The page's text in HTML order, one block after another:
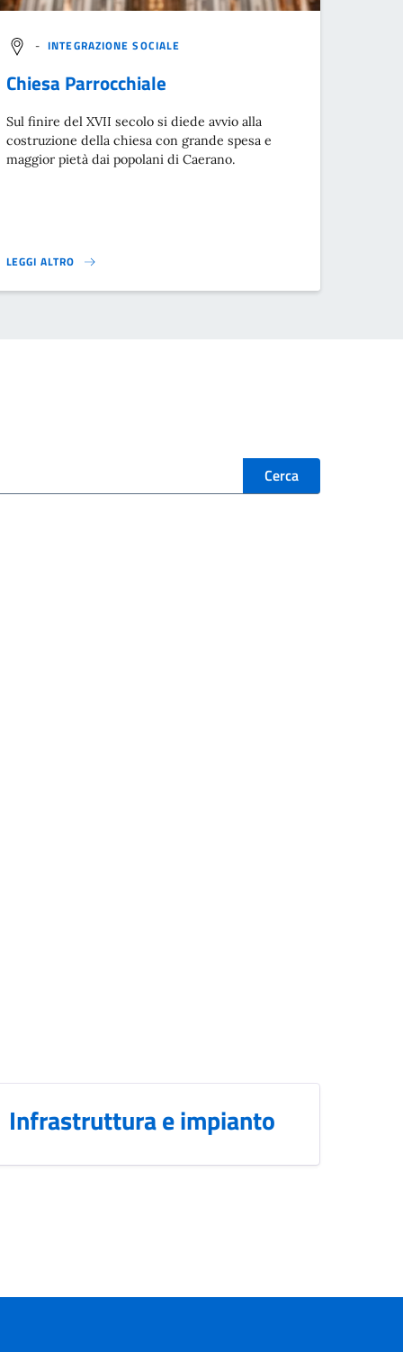
- INTEGRAZIONE SOCIALE
Chiesa Parrocchiale
Sul finire del XVII secolo si diede avvio alla
costruzione della chiesa con grande spesa e
maggior pietà dai popolani di Caerano.
LEGGI ALTRO
}
Cerca
Infrastruttura e impianto